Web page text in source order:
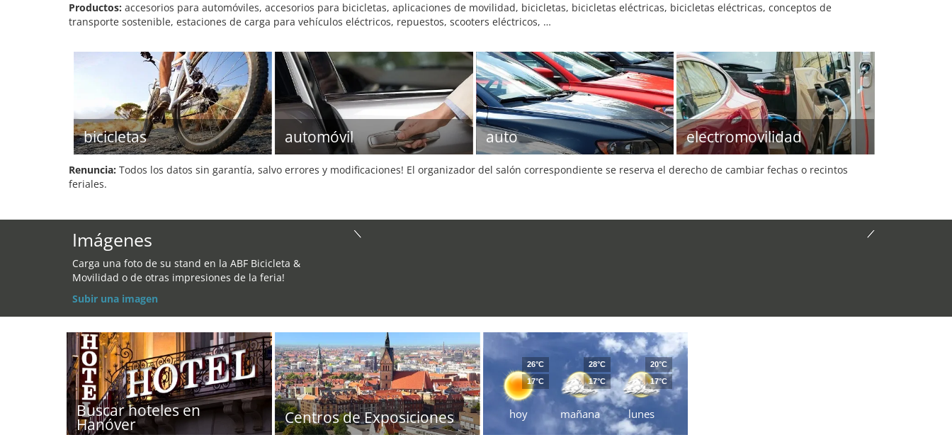
Productos: accesorios para automóviles, accesorios para bicicletas, aplicaciones de movilidad, bicicletas, bicicletas eléctricas, bicicletas eléctricas, conceptos de
transporte sostenible, estaciones de carga para vehículos eléctricos, repuestos, scooters eléctricos, …
bicicletas automóvil auto electromovilidad
Renuncia: Todos los datos sin garantía, salvo errores y modificaciones! El organizador del salón correspondiente se reserva el derecho de cambiar fechas o recintos
feriales.
Imágenes
Carga una foto de su stand en la ABF Bicicleta &
Movilidad o de otras impresiones de la feria!
Subir una imagen
Buscar hoteles en
Hanóver Centros de Exposiciones hoy
26°C
17°C
mañana
28°C
17°C
lunes
20°C
17°C